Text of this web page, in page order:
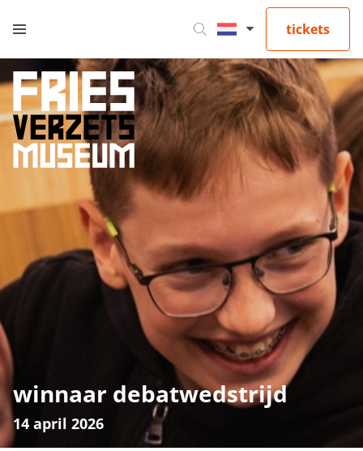
tickets
winnaar debatwedstrijd
14 april 2026